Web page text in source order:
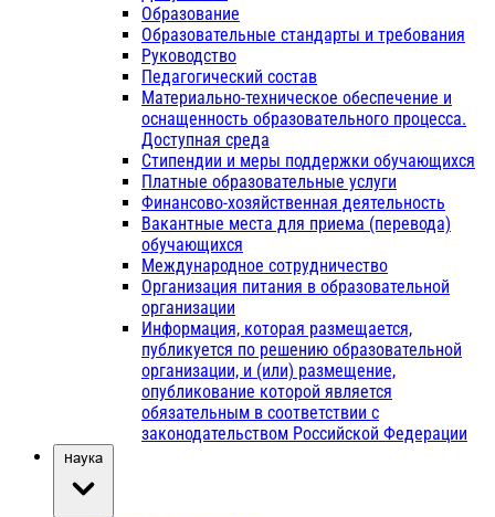
Образование
Образовательные стандарты и требования
Руководство
Педагогический состав
Материально-техническое обеспечение и
оснащенность образовательного процесса.
Доступная среда
Стипендии и меры поддержки обучающихся
Платные образовательные услуги
Финансово-хозяйственная деятельность
Вакантные места для приема (перевода)
обучающихся
Международное сотрудничество
Организация питания в образовательной
организации
Информация, которая размещается,
публикуется по решению образовательной
организации, и (или) размещение,
опубликование которой является
обязательным в соответствии с
законодательством Российской Федерации
Наука